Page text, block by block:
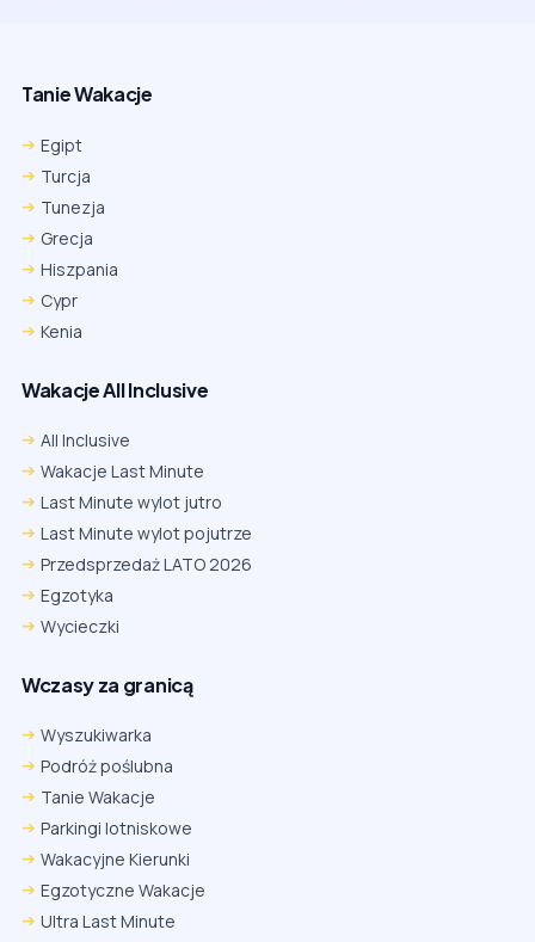
Tanie Wakacje
Egipt
Turcja
Tunezja
Grecja
Hiszpania
Cypr
Kenia
Wakacje All Inclusive
All Inclusive
Wakacje Last Minute
Last Minute wylot jutro
Last Minute wylot pojutrze
Przedsprzedaż LATO 2026
Egzotyka
Wycieczki
Wczasy za granicą
Wyszukiwarka
Podróż poślubna
Tanie Wakacje
Parkingi lotniskowe
Wakacyjne Kierunki
Egzotyczne Wakacje
Ultra Last Minute